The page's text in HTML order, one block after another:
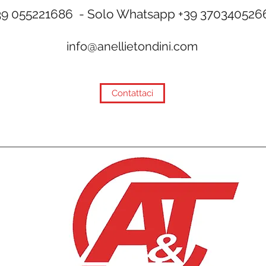
Contattaci
info@anellietondini.com
055221686 - Solo Whatsapp +39